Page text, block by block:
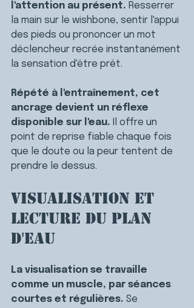
l'attention au présent. Resserrer
la main sur le wishbone, sentir l'appui
des pieds ou prononcer un mot
déclencheur recrée instantanément
la sensation d'être prêt.
Répété à l'entraînement, cet
ancrage devient un réflexe
disponible sur l'eau.
Il offre un
point de reprise fiable chaque fois
que le doute ou la peur tentent de
prendre le dessus.
Visualisation et
lecture du plan
d'eau
La visualisation se travaille
comme un muscle, par séances
courtes et régulières. Se